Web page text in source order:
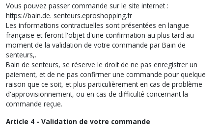
Vous pouvez passer commande sur le site internet :
https://bain.de. senteurs.eproshopping.fr
Les informations contractuelles sont présentées en langue
française et feront l'objet d'une confirmation au plus tard au
moment de la validation de votre commande par Bain de
senteurs,.
Bain de senteurs, se réserve le droit de ne pas enregistrer un
paiement, et de ne pas confirmer une commande pour quelque
raison que ce soit, et plus particulièrement en cas de problème
d'approvisionnement, ou en cas de difficulté concernant la
commande reçue.
Article 4 - Validation de votre commande